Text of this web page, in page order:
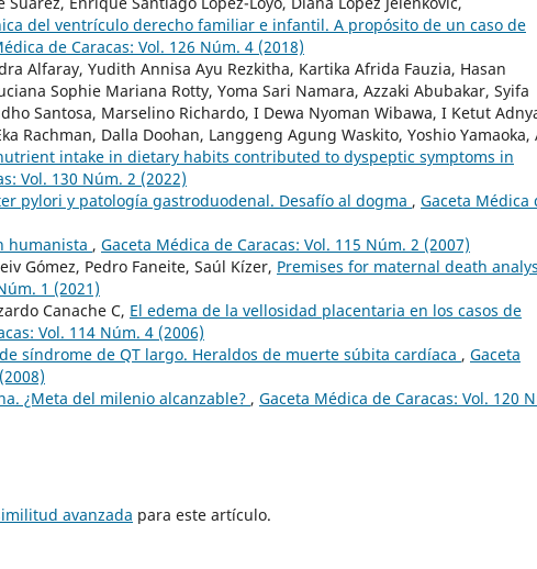
del ventrículo derecho familiar e infantil. A propósito de un caso de
de Caracas: Vol. 126 Núm. 4 (2018)
Alfaray, Yudith Annisa Ayu Rezkitha, Kartika Afrida Fauzia, Hasan
Sophie Mariana Rotty, Yoma Sari Namara, Azzaki Abubakar, Syifa
Santosa, Marselino Richardo, I Dewa Nyoman Wibawa, I Ketut
Rachman, Dalla Doohan, Langgeng Agung Waskito, Yoshio Yamaoka,
intake in dietary habits contributed to dyspeptic symptoms in
Vol. 130 Núm. 2 (2022)
pylori y patología gastroduodenal. Desafío al dogma , Gaceta Médica
humanista , Gaceta Médica de Caracas: Vol. 115 Núm. 2 (2007)
Gómez, Pedro Faneite, Saúl Kízer, Premises for maternal death
1 (2021)
Canache C, El edema de la vellosidad placentaria en los casos de
Vol. 114 Núm. 4 (2006)
síndrome de QT largo. Heraldos de muerte súbita cardíaca , Gaceta
¿Meta del milenio alcanzable? , Gaceta Médica de Caracas: Vol. 120
avanzada para este artículo.